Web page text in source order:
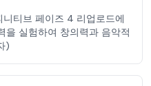
티브 페이즈 4 리업로드에
을 실험하여 창의력과 음악적
)